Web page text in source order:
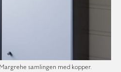
samlingen med kopper.